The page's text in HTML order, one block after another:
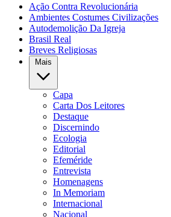
Ação Contra Revolucionária
Ambientes Costumes Civilizações
Autodemolição Da Igreja
Brasil Real
Breves Religiosas
Mais
Capa
Carta Dos Leitores
Destaque
Discernindo
Ecologia
Editorial
Efeméride
Entrevista
Homenagens
In Memoriam
Internacional
Nacional